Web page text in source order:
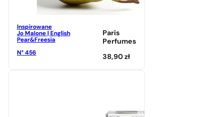
Inspirowane
Jo Malone | English
Pear&Freesia
N° 456
Paris
Perfumes
38,90zł